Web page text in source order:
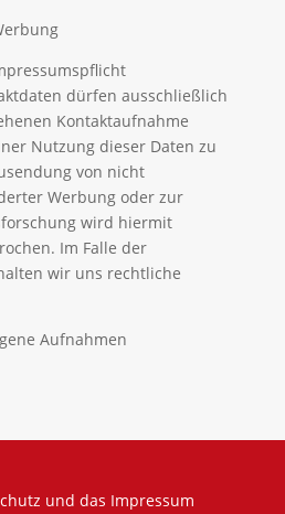
dürfen ausschließlich
Kontaktaufnahme
Nutzung dieser Daten zu
von nicht
Werbung oder zur
wird hiermit
Im Falle der
wir uns rechtliche
Aufnahmen
und das Impressum